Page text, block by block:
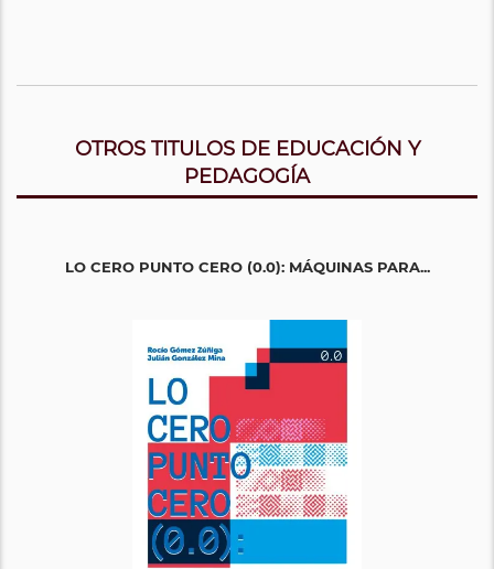
OTROS TITULOS DE EDUCACIÓN Y
PEDAGOGÍA
LO CERO PUNTO CERO (0.0): MÁQUINAS PARA...